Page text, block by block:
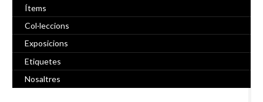
Ítems
Col·leccions
Exposicions
Etiquetes
Nosaltres